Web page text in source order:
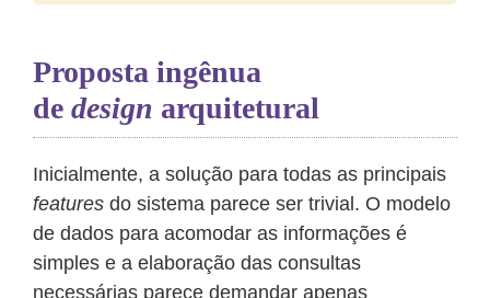
Proposta ingênua
de design arquitetural
Inicialmente, a solução para todas as principais
features do sistema parece ser trivial. O modelo
de dados para acomodar as informações é
simples e a elaboração das consultas
necessárias parece demandar apenas